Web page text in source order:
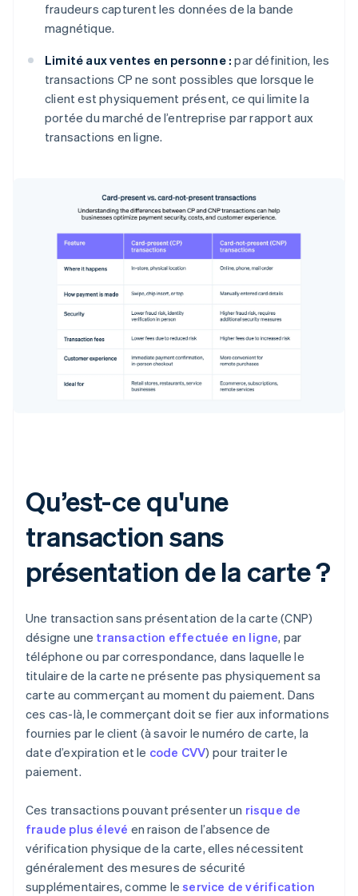
fraudeurs capturent les données de la bande
magnétique.
Limité aux ventes en personne : par définition, les
transactions CP ne sont possibles que lorsque le
client est physiquement présent, ce qui limite la
portée du marché de l’entreprise par rapport aux
transactions en ligne.
Qu’est-ce qu'une
transaction sans
présentation de la carte ?
Une transaction sans présentation de la carte (CNP)
désigne une transaction effectuée en ligne, par
téléphone ou par correspondance, dans laquelle le
titulaire de la carte ne présente pas physiquement sa
carte au commerçant au moment du paiement. Dans
ces cas-là, le commerçant doit se fier aux informations
fournies par le client (à savoir le numéro de carte, la
date d’expiration et le code CVV) pour traiter le
paiement.
Ces transactions pouvant présenter un risque de
fraude plus élevé en raison de l’absence de
vérification physique de la carte, elles nécessitent
généralement des mesures de sécurité
supplémentaires, comme leservice de vérification